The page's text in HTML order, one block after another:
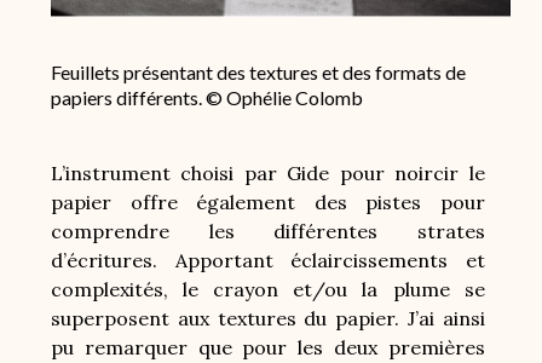
Feuillets présentant des textures et des formats de
papiers différents. © Ophélie Colomb
L’instrument choisi par Gide pour noircir le
papier offre également des pistes pour
comprendre les différentes strates
d’écritures. Apportant éclaircissements et
complexités, le crayon et/ou la plume se
superposent aux textures du papier. J’ai ainsi
pu remarquer que pour les deux premières